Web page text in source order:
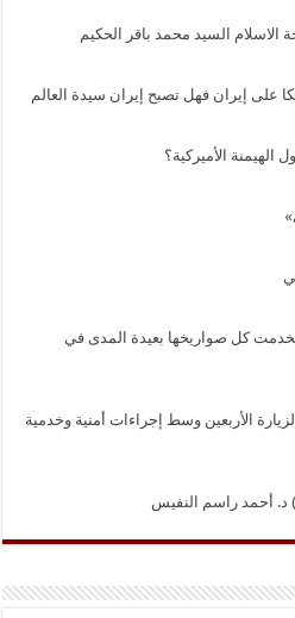
السيد محمد باقر الحكيم
على إيران فهل تصبح إيران سيدة العالم
الأميركية؟
كل صواريخها بعيدة المدى في
الأربعين وسط إجراءات أمنية وخدمية
أحمد راسم النفيس